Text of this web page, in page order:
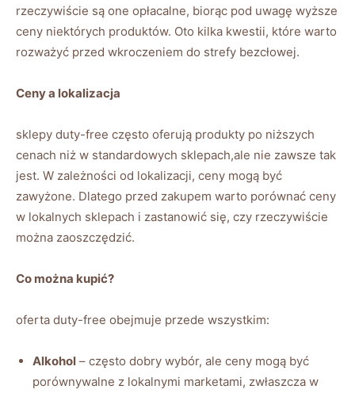
rzeczywiście są one opłacalne, biorąc pod uwagę wyższe
ceny niektórych produktów. Oto kilka kwestii, które warto
rozważyć przed wkroczeniem do strefy bezcłowej.
Ceny a lokalizacja
sklepy duty-free często oferują produkty po niższych
cenach niż w standardowych sklepach,ale nie zawsze tak
jest. W zależności od lokalizacji, ceny mogą być
zawyżone. Dlatego przed zakupem warto porównać ceny
w lokalnych sklepach i zastanowić się, czy rzeczywiście
można zaoszczędzić.
Co można kupić?
oferta duty-free obejmuje przede wszystkim:
Alkohol – często dobry wybór, ale ceny mogą być
porównywalne z lokalnymi marketami, zwłaszcza w